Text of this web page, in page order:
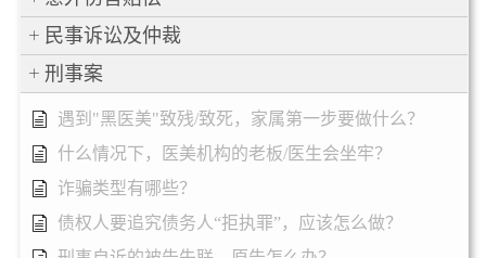
民事诉讼及仲裁
刑事案
遇到"黑医美"致残/致死，家属第一步要做什么？
什么情况下，医美机构的老板/医生会坐牢？
诈骗类型有哪些？
债权人要追究债务人“拒执罪”，应该怎么做？